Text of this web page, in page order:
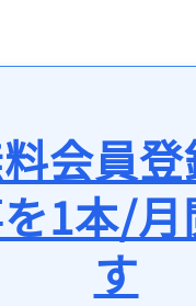
会員
1本/
す